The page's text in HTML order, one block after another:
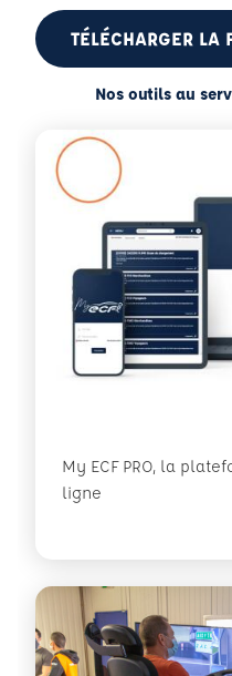
TÉLÉCHARGER LA
Nos outils au
My ECF PRO, la
ligne